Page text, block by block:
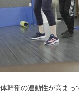
体幹部の連動性が高まっ